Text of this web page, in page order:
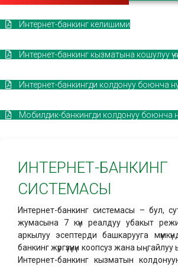
Интернет-банкинг келишими
Интернет-банкинг кызматына кошулуу
Интернет-банкингди колдонуу боюнча
Мобилдик-банкингди колдонуу боюнча
ИНТЕРНЕТ-БАНКИНГ
СИСТЕМАСЫ
Интернет-банкинг системасы – бул,
жумасына 7 күн реалдуу убакыт
аркылуу эсептерди башкарууга
банкинг жүргүзүүнүн коопсуз жана
Интернет-банкинг кызматын